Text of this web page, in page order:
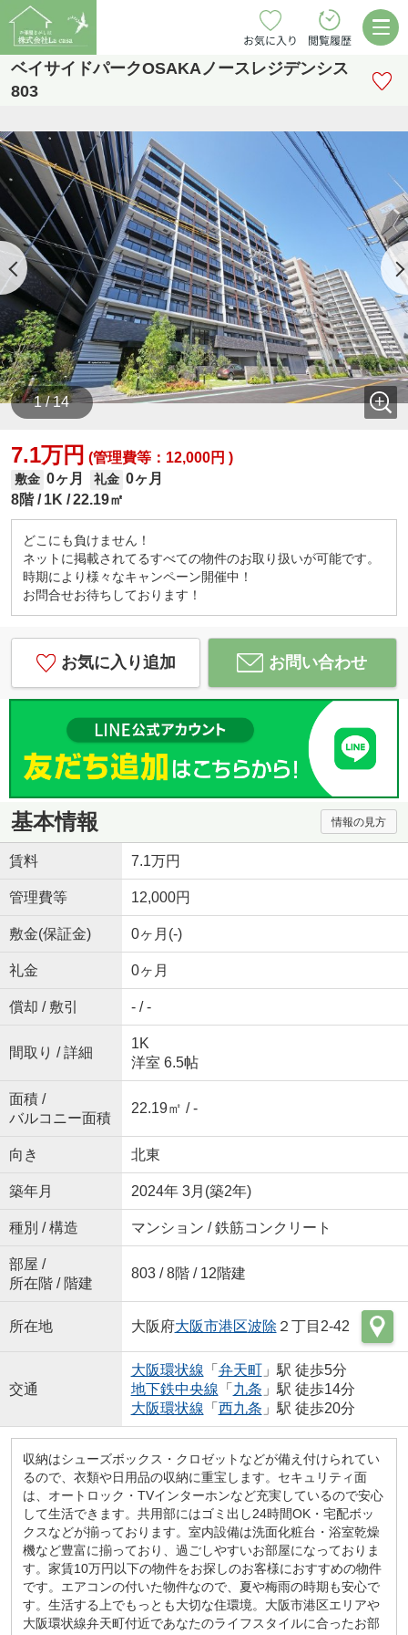
お気に入り 閲覧履歴
ベイサイドパークOSAKAノースレジデンシス
803
1 / 14
7.1万円 (管理費等：12,000円 )
敷金 0ヶ月 礼金 0ヶ月
8階
1K 22.19㎡
どこにも負けません！
ネットに掲載されてるすべての物件のお取り扱いが可能です。
時期により様々なキャンペーン開催中！
お問合せお待ちしております！
お気に入り追加 お問い合わせ
基本情報 情報の見方
賃料 7.1万円
管理費等 12,000円
敷金(保証金) 0ヶ月(-)
礼金 0ヶ月
償却 / 敷引 - / -
間取り / 詳細
1K
洋室 6.5帖
面積 /
バルコニー面積
22.19㎡ / -
向き 北東
築年月 2024年 3月(築2年)
種別 / 構造 マンション / 鉄筋コンクリート
部屋 /
所在階 / 階建
803 / 8階 / 12階建
所在地 大阪府大阪市港区波除 ２丁目2-42
交通
大阪環状線 「 弁天町」駅 徒歩5分
地下鉄中央線 「 九条 」駅 徒歩14分
大阪環状線 「 西九条 」駅 徒歩20分
収納はシューズボックス・クロゼットなどが備え付けられてい
るので、衣類や日用品の収納に重宝します。セキュリティ面
は、オートロック・TVインターホンなど充実しているので安心
して生活できます。共用部にはゴミ出し24時間OK・宅配ボッ
クスなどが揃っております。室内設備は洗面化粧台・浴室乾燥
機など豊富に揃っており、過ごしやすいお部屋になっておりま
す。家賃10万円以下の物件をお探しのお客様におすすめの物件
です。エアコンの付いた物件なので、夏や梅雨の時期も安心で
す。生活する上でもっとも大切な住環境。大阪市港区エリアや
大阪環状線弁天町付近であなたのライフスタイルに合ったお部